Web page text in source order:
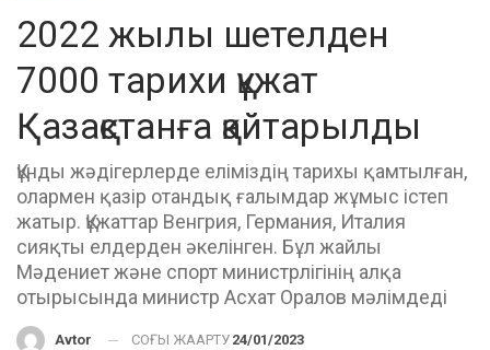
2022 жылы шетелден
7000 тарихи құжат
Қазақстанға қайтарылды
Құнды жәдігерлерде еліміздің тарихы қамтылған,
олармен қазір отандық ғалымдар жұмыс істеп
жатыр. Құжаттар Венгрия, Германия, Италия
сияқты елдерден әкелінген. Бұл жайлы
Мәдениет және спорт министрлігінің алқа
отырысында министр Асхат Оралов мәлімдеді
Avtor СОҢҒЫ ЖАҢАРТУ 24/01/2023